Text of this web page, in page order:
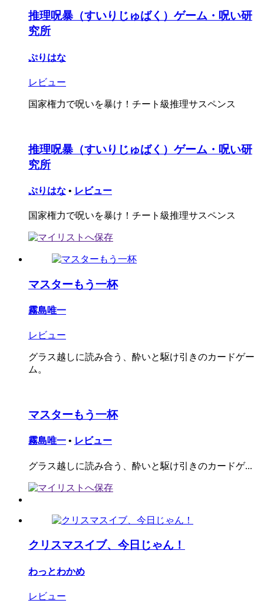
推理呪暴（すいりじゅばく）ゲーム・呪い研
究所
ぷりはな
レビュー
国家権力で呪いを暴け！チート級推理サスペンス
推理呪暴（すいりじゅばく）ゲーム・呪い研
究所
ぷりはな • レビュー
国家権力で呪いを暴け！チート級推理サスペンス
マスターもう一杯
霧島唯一
レビュー
グラス越しに読み合う、酔いと駆け引きのカードゲー
ム。
マスターもう一杯
霧島唯一 • レビュー
グラス越しに読み合う、酔いと駆け引きのカードゲ...
クリスマスイブ、今日じゃん！
わっとわかめ
レビュー